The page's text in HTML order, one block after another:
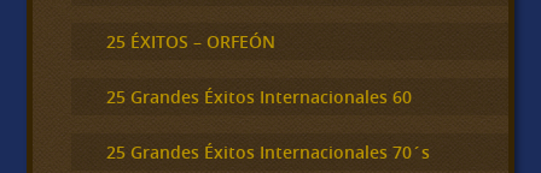
25 ÉXITOS – ORFEÓN
25 Grandes Éxitos Internacionales 60
25 Grandes Éxitos Internacionales 70´s